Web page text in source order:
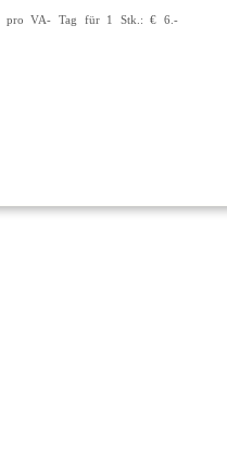
pro VA- Tag für 1 Stk.: € 6.-